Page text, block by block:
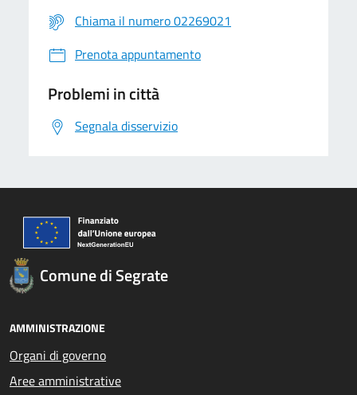
Chiama il numero 02269021
Prenota appuntamento
Problemi in città
Segnala disservizio
Comune di Segrate
AMMINISTRAZIONE
Organi di governo
Aree amministrative